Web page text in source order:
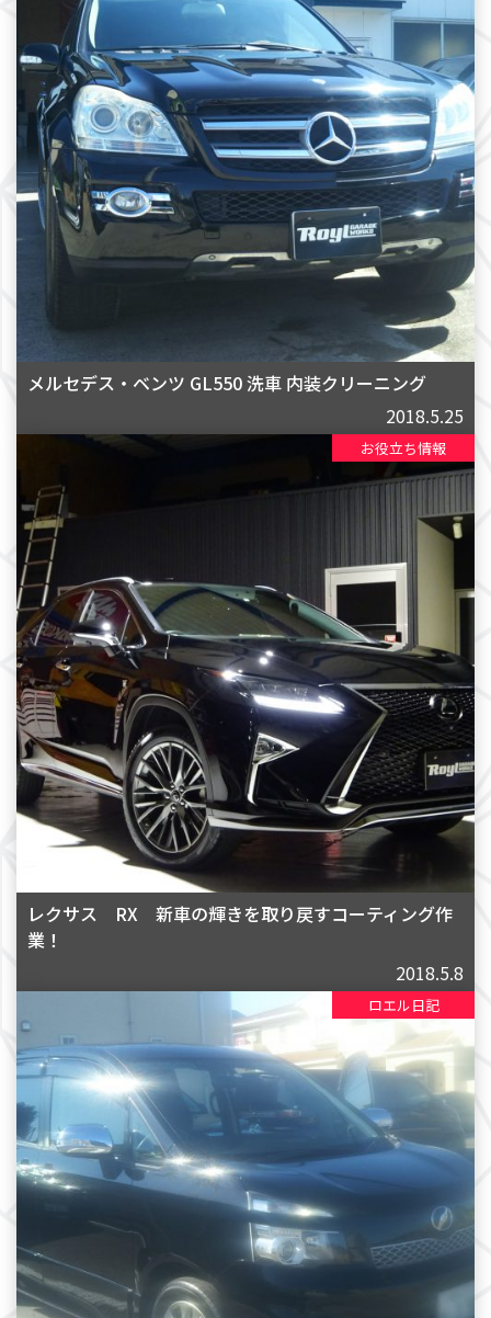
メルセデス・ベンツ GL550 洗車 内装クリーニング
2018.5.25
お役立ち情報
レクサス RX 新車の輝きを取り戻すコーティング作
業！
2018.5.8
ロエル日記